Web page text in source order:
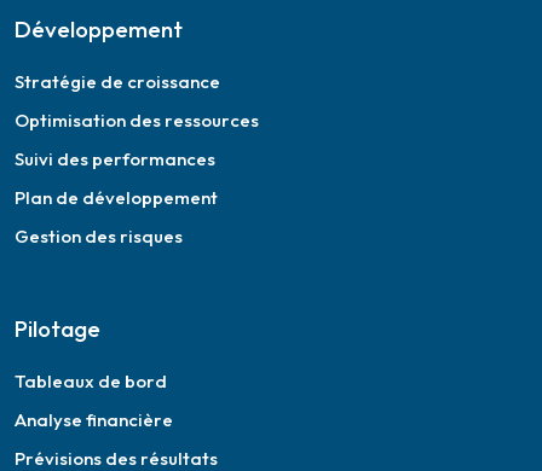
Développement
Stratégie de croissance
Optimisation des ressources
Suivi des performances
Plan de développement
Gestion des risques
Pilotage
Tableaux de bord
Analyse financière
Prévisions des résultats